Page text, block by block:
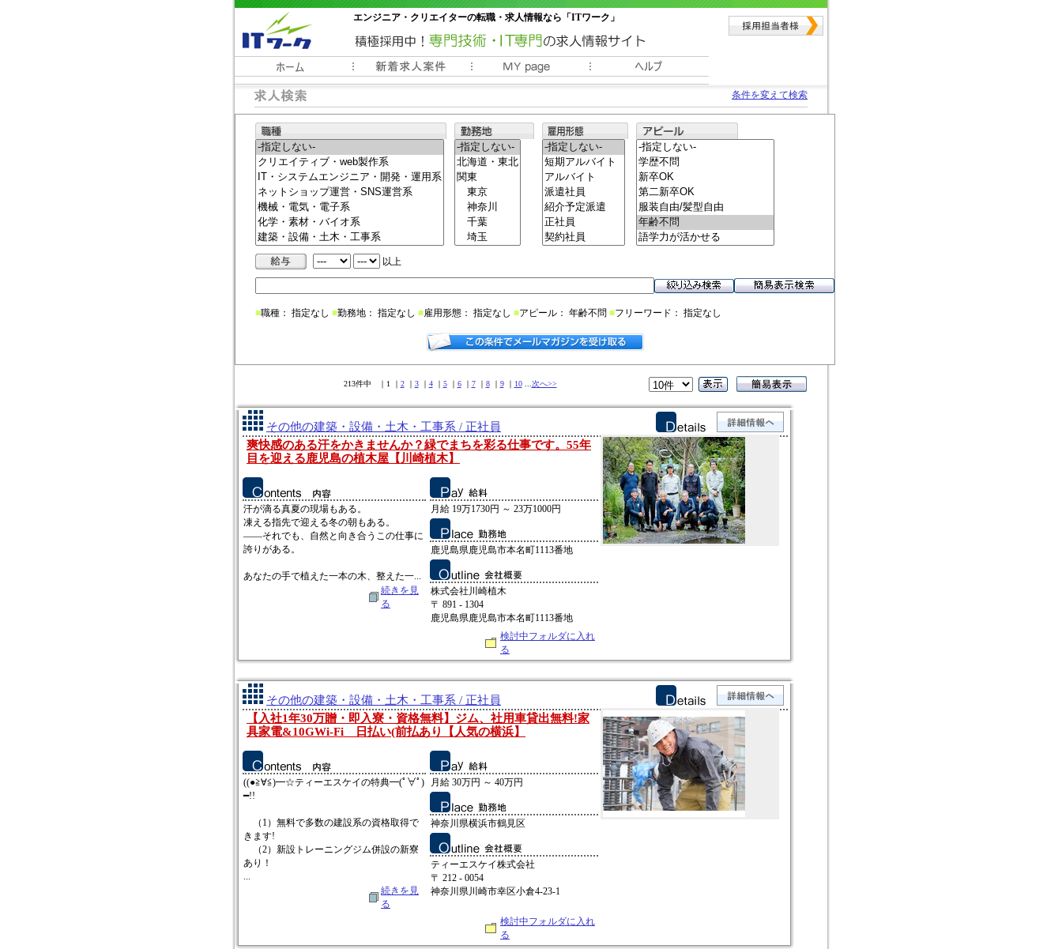
エンジニア・クリエイターの転職・求人情報なら「ITワーク」
常時3000件以上の求人情報掲載中
条件を変えて検索
以上
■職種： 指定なし ■勤務地： 指定なし ■雇用形態： 指定なし ■アピール： 年齢不問 ■フリーワード： 指定なし
213件中 ｜1 ｜ 2｜ 3｜ 4｜ 5｜ 6｜ 7｜ 8｜ 9｜ 10... 次へ>>
その他の建築・設備・土木・工事系 / 正社員
爽快感のある汗をかきませんか？緑でまちを彩る仕事です。55年
目を迎える鹿児島の植木屋【川崎植木】
汗が滴る真夏の現場もある。
凍える指先で迎える冬の朝もある。
――それでも、自然と向き合うこの仕事に
誇りがある。
あなたの手で植えた一本の木、整えた一...
続きを見
る
月給 19万1730円 ～ 23万1000円
鹿児島県鹿児島市本名町1113番地
株式会社川崎植木
〒 891 - 1304
鹿児島県鹿児島市本名町1113番地
検討中フォルダに入れ
る
その他の建築・設備・土木・工事系 / 正社員
【入社1年30万贈・即入寮・資格無料】ジム、社用車貸出無料!家
具家電&10GWi-Fi 日払い(前払あり【人気の横浜】
((●≧∀≦)━☆ティーエスケイの特典━(ﾟ∀ﾟ)
━!!
（1）無料で多数の建設系の資格取得で
きます!
（2）新設トレーニングジム併設の新寮
あり！
...
続きを見
る
月給 30万円 ～ 40万円
神奈川県横浜市鶴見区
ティーエスケイ株式会社
〒 212 - 0054
神奈川県川崎市幸区小倉4-23-1
検討中フォルダに入れ
る